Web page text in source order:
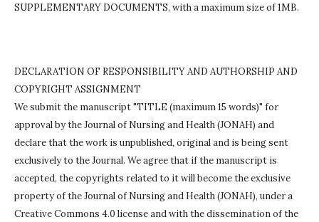
SUPPLEMENTARY DOCUMENTS, with a maximum size of 1MB.
DECLARATION OF RESPONSIBILITY AND AUTHORSHIP AND
COPYRIGHT ASSIGNMENT
We submit the manuscript "TITLE (maximum 15 words)" for
approval by the Journal of Nursing and Health (JONAH) and
declare that the work is unpublished, original and is being sent
exclusively to the Journal. We agree that if the manuscript is
accepted, the copyrights related to it will become the exclusive
property of the Journal of Nursing and Health (JONAH), under a
Creative Commons 4.0 license and with the dissemination of the